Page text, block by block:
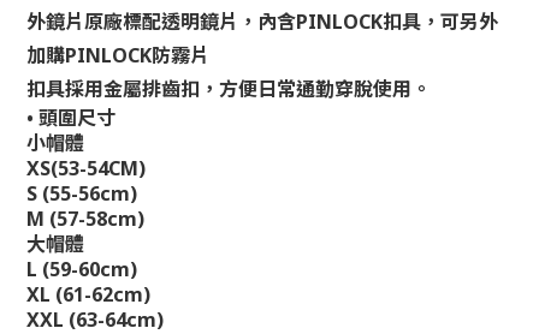
外鏡片原廠標配透明鏡片，內含PINLOCK扣具，可另外
加購PINLOCK防霧片
扣具採用金屬排齒扣，方便日常通勤穿脫使用。
• 頭圍尺寸
小帽體
XS(53-54CM)
S (55-56cm)
M (57-58cm)
大帽體
L (59-60cm)
XL (61-62cm)
XXL (63-64cm)